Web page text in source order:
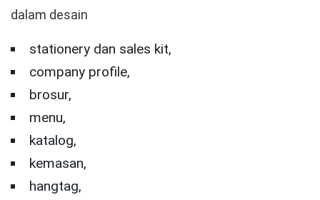
dalam desain
stationery dan sales kit,
company profile,
brosur,
menu,
katalog,
kemasan,
hangtag,